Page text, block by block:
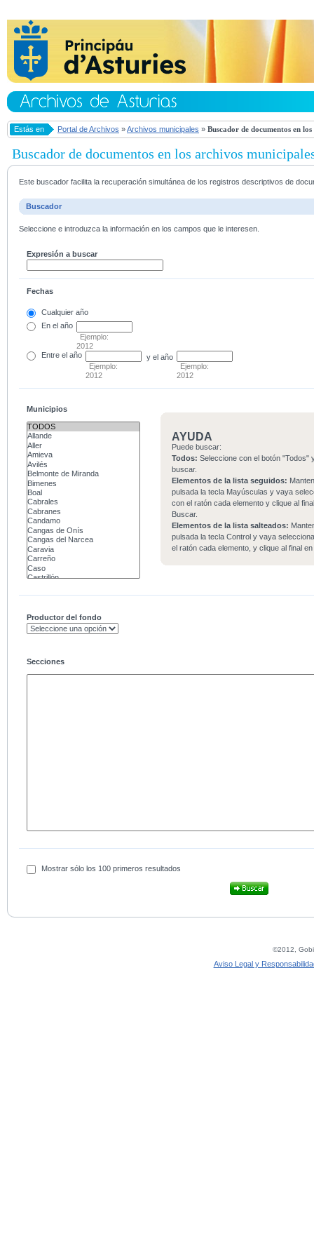
Estás en Portal de Archivos »Archivos municipales » Buscador de documentos en
Buscador de documentos en los archivos
Este buscador facilita la recuperación simultánea de los registros descriptivos de
Buscador
Seleccione e introduzca la información en los campos que le interesen.
Expresión a buscar
Fechas
Cualquier año
En el año
Ejemplo:
2012
Entre el año
Ejemplo:
2012
y el año
Ejemplo:
2012
Municipios
AYUDA
Puede buscar:
Todos: Seleccione con el botón "Todos"
buscar.
Elementos de la lista seguidos:
pulsada la tecla Mayúsculas y vaya
con el ratón cada elemento y clique al
Buscar.
Elementos de la lista salteados:
pulsada la tecla Control y vaya
el ratón cada elemento, y clique al final
Productor del fondo
Secciones
Mostrar sólo los 100 primeros resultados
©2012,
Aviso Legal y